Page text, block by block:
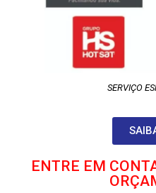
SERVIÇO
ENTRE EM